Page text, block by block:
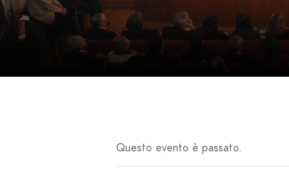
Questo evento è passato.